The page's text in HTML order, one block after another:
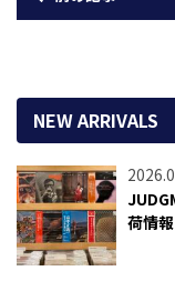
NEW ARRIVALS
荷情